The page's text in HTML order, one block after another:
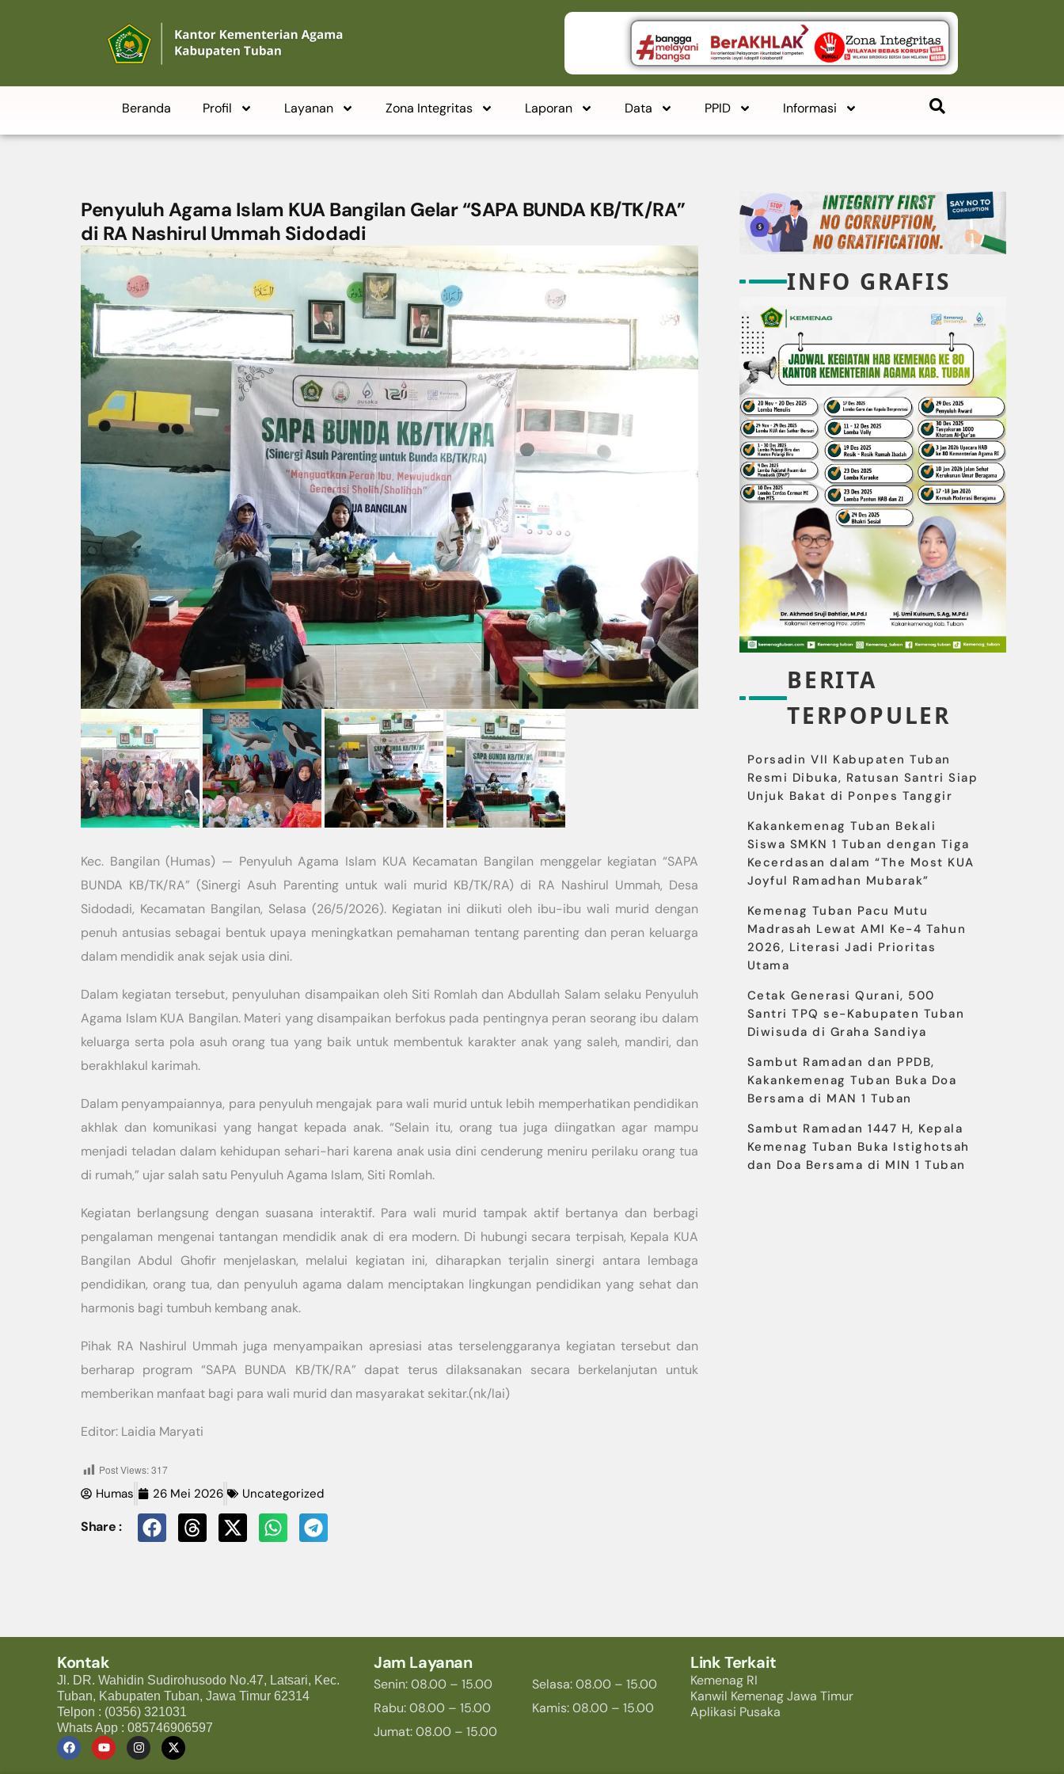
Beranda Profil Layanan Zona Integritas Laporan Data PPID Informasi
Penyuluh Agama Islam KUA Bangilan Gelar “SAPA BUNDA KB/TK/RA”
di RA Nashirul Ummah Sidodadi
Kec. Bangilan (Humas) — Penyuluh Agama Islam KUA Kecamatan Bangilan menggelar kegiatan “SAPA
BUNDA KB/TK/RA” (Sinergi Asuh Parenting untuk wali murid KB/TK/RA) di RA Nashirul Ummah, Desa
Sidodadi, Kecamatan Bangilan, Selasa (26/5/2026). Kegiatan ini diikuti oleh ibu-ibu wali murid dengan
penuh antusias sebagai bentuk upaya meningkatkan pemahaman tentang parenting dan peran keluarga
dalam mendidik anak sejak usia dini.
Dalam kegiatan tersebut, penyuluhan disampaikan oleh Siti Romlah dan Abdullah Salam selaku Penyuluh
Agama Islam KUA Bangilan. Materi yang disampaikan berfokus pada pentingnya peran seorang ibu dalam
keluarga serta pola asuh orang tua yang baik untuk membentuk karakter anak yang saleh, mandiri, dan
berakhlakul karimah.
Dalam penyampaiannya, para penyuluh mengajak para wali murid untuk lebih memperhatikan pendidikan
akhlak dan komunikasi yang hangat kepada anak. “Selain itu, orang tua juga diingatkan agar mampu
menjadi teladan dalam kehidupan sehari-hari karena anak usia dini cenderung meniru perilaku orang tua
di rumah,” ujar salah satu Penyuluh Agama Islam, Siti Romlah.
Kegiatan berlangsung dengan suasana interaktif. Para wali murid tampak aktif bertanya dan berbagi
pengalaman mengenai tantangan mendidik anak di era modern. Di hubungi secara terpisah, Kepala KUA
Bangilan Abdul Ghofir menjelaskan, melalui kegiatan ini, diharapkan terjalin sinergi antara lembaga
pendidikan, orang tua, dan penyuluh agama dalam menciptakan lingkungan pendidikan yang sehat dan
harmonis bagi tumbuh kembang anak.
Pihak RA Nashirul Ummah juga menyampaikan apresiasi atas terselenggaranya kegiatan tersebut dan
berharap program “SAPA BUNDA KB/TK/RA” dapat terus dilaksanakan secara berkelanjutan untuk
memberikan manfaat bagi para wali murid dan masyarakat sekitar.(nk/lai)
Editor: Laidia Maryati
Post Views:317
Humas 26 Mei 2026 Uncategorized
Share :
INFO GRAFIS
BERITA
TERPOPULER
Porsadin VII Kabupaten Tuban
Resmi Dibuka, Ratusan Santri Siap
Unjuk Bakat di Ponpes Tanggir
Kakankemenag Tuban Bekali
Siswa SMKN 1 Tuban dengan Tiga
Kecerdasan dalam “The Most KUA
Joyful Ramadhan Mubarak”
Kemenag Tuban Pacu Mutu
Madrasah Lewat AMI Ke-4 Tahun
2026, Literasi Jadi Prioritas
Utama
Cetak Generasi Qurani, 500
Santri TPQ se-Kabupaten Tuban
Diwisuda di Graha Sandiya
Sambut Ramadan dan PPDB,
Kakankemenag Tuban Buka Doa
Bersama di MAN 1 Tuban
Sambut Ramadan 1447 H, Kepala
Kemenag Tuban Buka Istighotsah
dan Doa Bersama di MIN 1 Tuban
Kontak
Jl. DR. Wahidin Sudirohusodo No.47, Latsari, Kec.
Tuban, Kabupaten Tuban, Jawa Timur 62314
Telpon : (0356) 321031
Whats App : 085746906597
Jam Layanan
Senin: 08.00 – 15.00
Rabu: 08.00 – 15.00
Jumat: 08.00 – 15.00
Selasa: 08.00 – 15.00
Kamis: 08.00 – 15.00
Link Terkait
Kemenag RI
Kanwil Kemenag Jawa Timur
Aplikasi Pusaka